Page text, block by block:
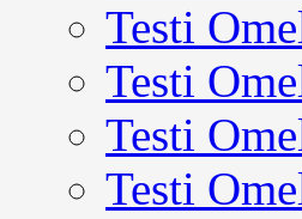
Testi
Testi
Testi
Testi